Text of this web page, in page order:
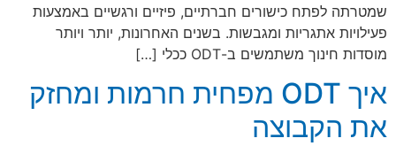
שמטרתה לפתח כישורים חברתיים, פיזיים ורגשיים באמצעות
פעילויות אתגריות ומגבשות. בשנים האחרונות, יותר ויותר
מוסדות חינוך משתמשים ב-ODT ככלי […]
איך ODT מפחית חרמות ומחזק
את הקבוצה